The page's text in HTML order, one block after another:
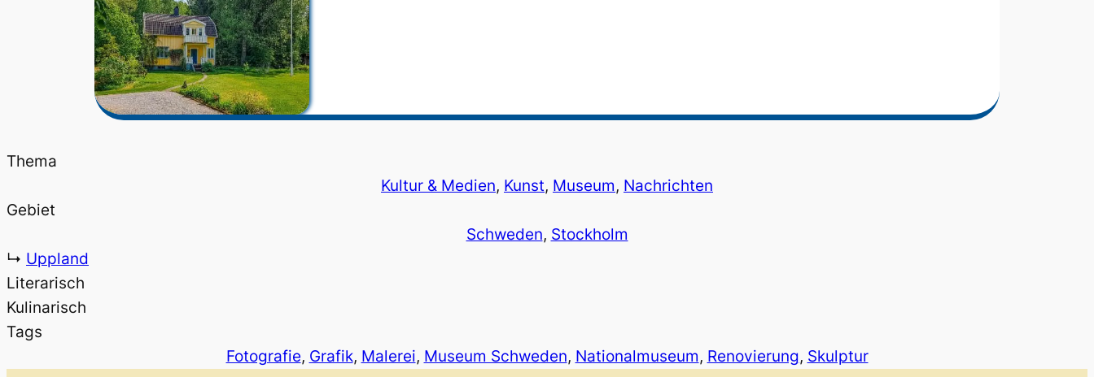
Thema
Kultur & Medien, Kunst, Museum, Nachrichten
Gebiet
Schweden, Stockholm
↳ Uppland
Literarisch
Kulinarisch
Tags
Fotografie, Grafik, Malerei, Museum Schweden, Nationalmuseum, Renovierung, Skulptur